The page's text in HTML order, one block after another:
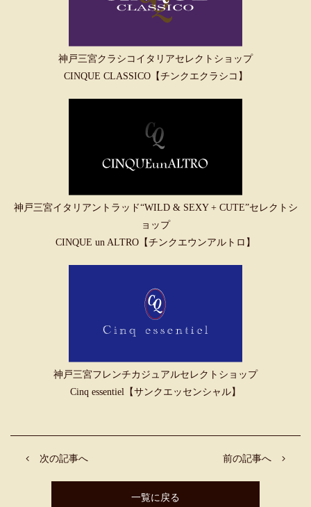
神戸三宮クラシコイタリアセレクトショップ
CINQUE CLASSICO【チンクエクラシコ】
神戸三宮イタリアントラッド“WILD & SEXY + CUTE”セレクトシ
ョップ
CINQUE un ALTRO【チンクエウンアルトロ】
神戸三宮フレンチカジュアルセレクトショップ
Cinq essentiel【サンクエッセンシャル】
前の記事へ
次の記事へ
一覧に戻る